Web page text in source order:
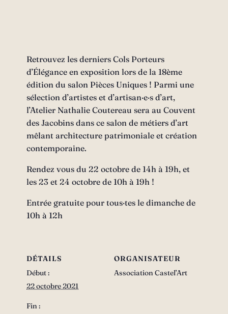
Retrouvez les derniers Cols Porteurs
d’Élégance en exposition lors de la 18ème
édition du salon Pièces Uniques ! Parmi une
sélection d’artistes et d’artisan·e·s d’art,
l’Atelier Nathalie Coutereau sera au Couvent
des Jacobins dans ce salon de métiers d’art
mêlant architecture patrimoniale et création
contemporaine.
Rendez vous du 22 octobre de 14h à 19h, et
les 23 et 24 octobre de 10h à 19h !
Entrée gratuite pour tous·tes le dimanche de
10h à 12h
DÉTAILS
Début :
22 octobre 2021
Fin :
ORGANISATEUR
Association Castel’Art